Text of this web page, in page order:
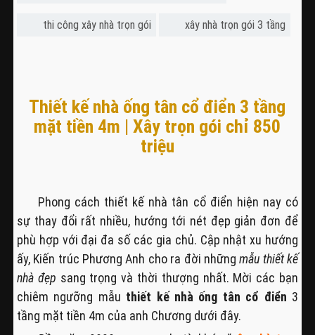
thi công xây nhà trọn gói xây nhà trọn gói 3 tầng
Thiết kế nhà ống tân cổ điển 3 tầng
mặt tiền 4m | Xây trọn gói chỉ 850
triệu
Phong cách thiết kế nhà tân cổ điển hiện nay có
sự thay đổi rất nhiều, hướng tới nét đẹp giản đơn để
phù hợp với đại đa số các gia chủ. Cập nhật xu hướng
ấy, Kiến trúc Phương Anh cho ra đời những mẫu thiết kế
nhà đẹp sang trọng và thời thượng nhất. Mời các bạn
chiêm ngưỡng mẫu thiết kế nhà ống tân cổ điển 3
tầng mặt tiền 4m của anh Chương dưới đây.